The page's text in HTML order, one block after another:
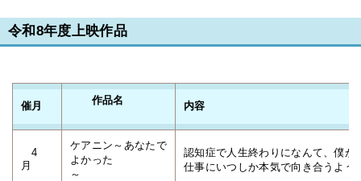
令和8年度上映作品
催月 作品名 内容
4
月
ケアニン～あなたで
よかった
～
認知症で人生終わりになんて、僕
仕事にいつしか本気で向き合うよ